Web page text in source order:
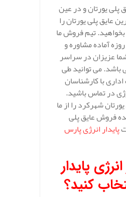
پلی یورتان و در عین
عایق پلی یورتان را
بخواهید. تیم فروش ما
آماده مشاوره و
عزیزان در سراسر
می توانید طی
با کارشناسان
در تماس باشید.
شهرکرد را از ما
فروش عایق پلی
پایدار انرژی پارس
پایدار
کنید؟